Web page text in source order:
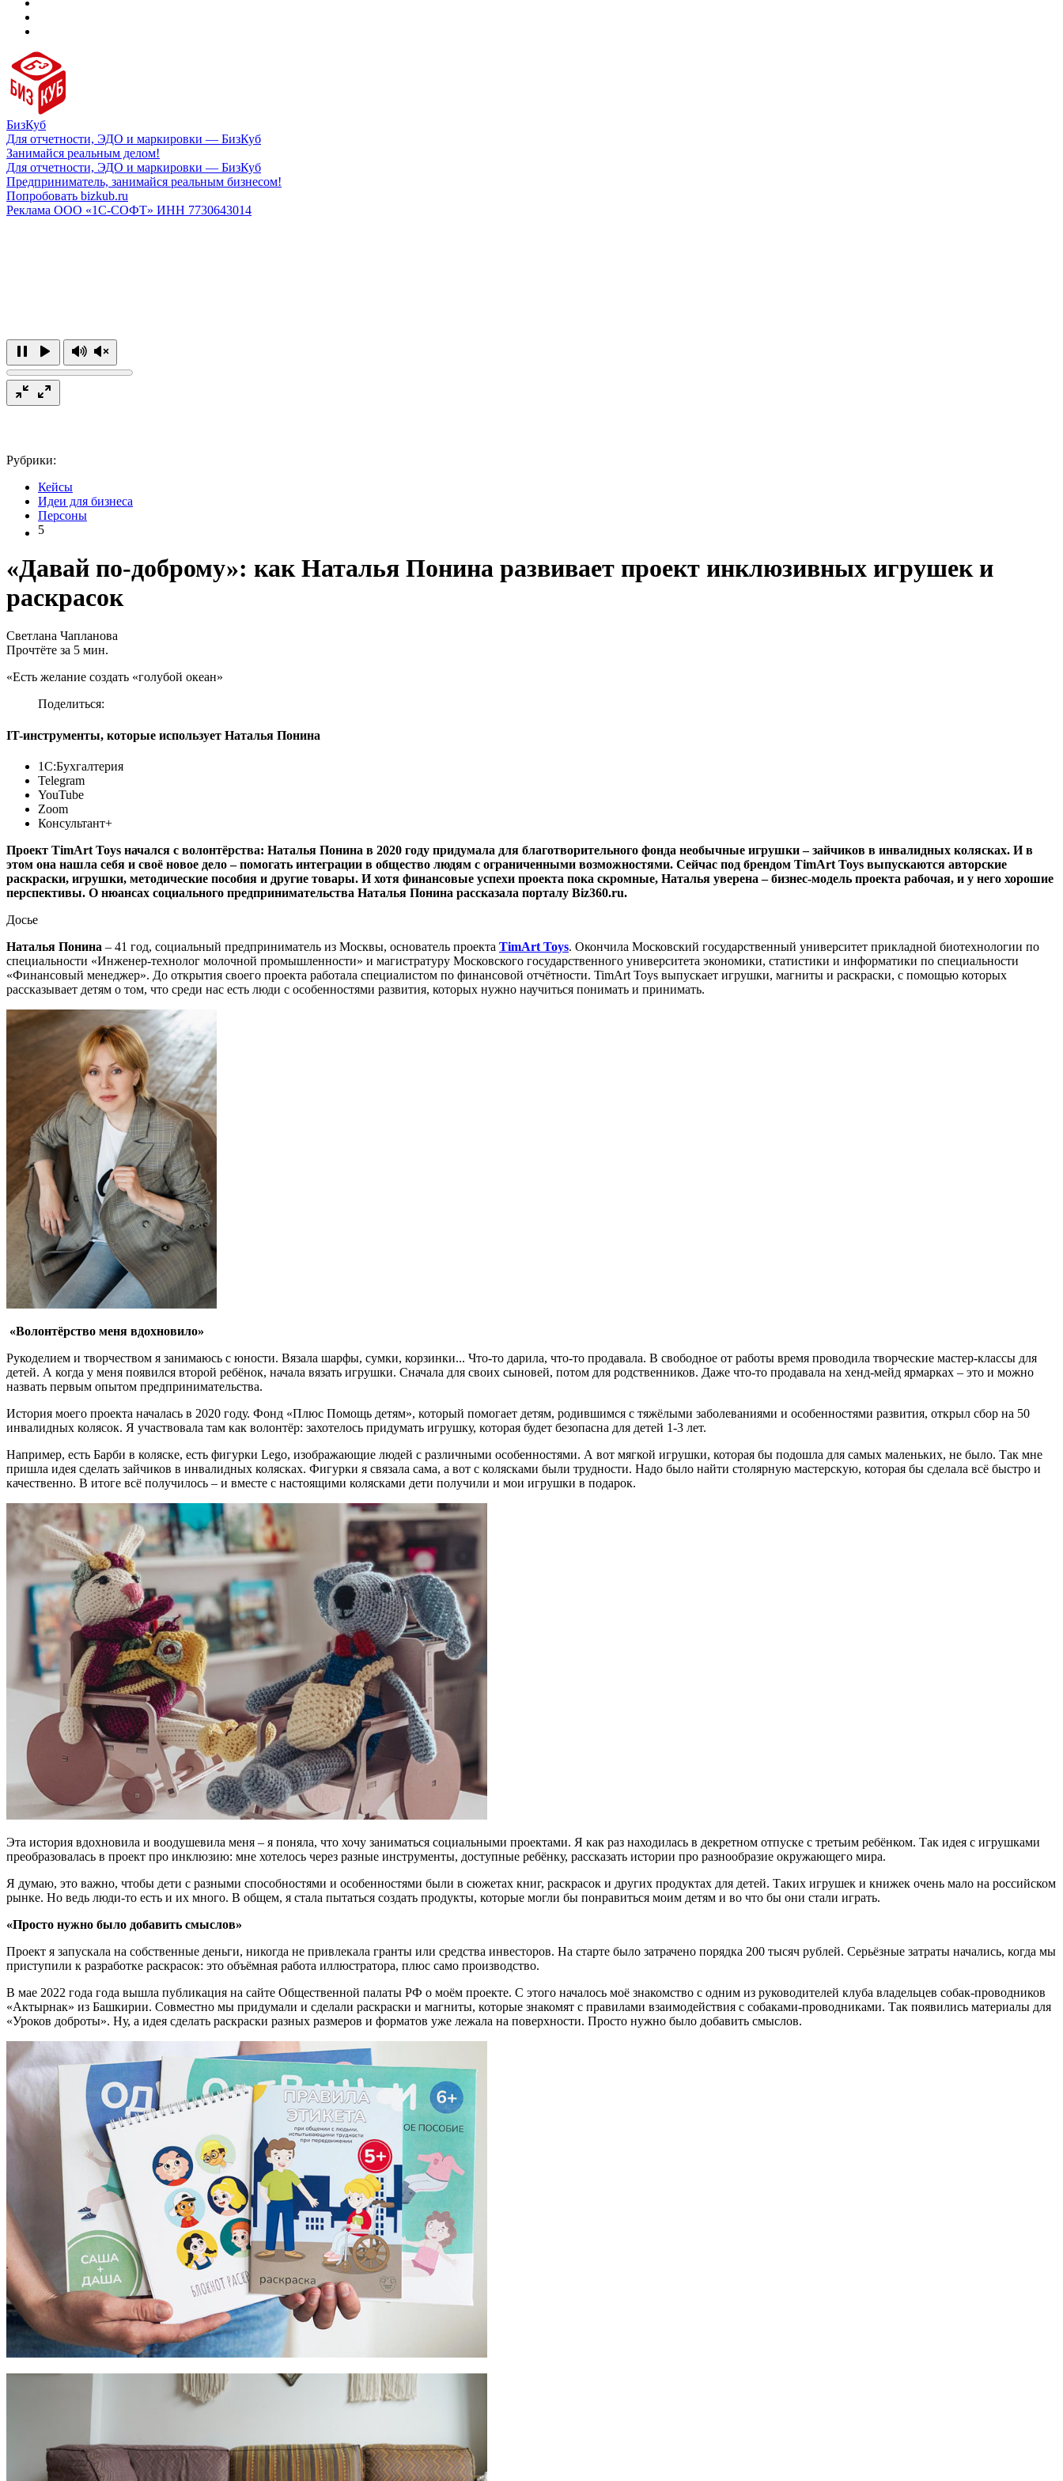
БизКуб
Для отчетности, ЭДО и маркировки — БизКуб
Занимайся реальным делом!
Для отчетности, ЭДО и маркировки — БизКуб
Предприниматель, занимайся реальным бизнесом!
Попробовать bizkub.ru
Реклама ООО «1С-СОФТ» ИНН 7730643014
Рубрики:
Кейсы
Идеи для бизнеса
Персоны
5
«Давай по-доброму»: как Наталья Понина развивает проект инклюзивных игрушек и
раскрасок
Светлана Чапланова
Прочтёте за 5 мин.
«Есть желание создать «голубой океан»
Поделиться:
IT-инструменты, которые использует Наталья Понина
1С:Бухгалтерия
Telegram
YouTube
Zoom
Консультант+
Проект TimArt Toys начался с волонтёрства: Наталья Понина в 2020 году придумала для благотворительного фонда необычные игрушки – зайчиков в инвалидных колясках. И в
этом она нашла себя и своё новое дело – помогать интеграции в общество людям с ограниченными возможностями. Сейчас под брендом TimArt Toys выпускаются авторские
раскраски, игрушки, методические пособия и другие товары. И хотя финансовые успехи проекта пока скромные, Наталья уверена – бизнес-модель проекта рабочая, и у него хорошие
перспективы. О нюансах социального предпринимательства Наталья Понина рассказала порталу Biz360.ru.
Досье
Наталья Понина – 41 год, социальный предприниматель из Москвы, основатель проекта TimArt Toys. Окончила Московский государственный университет прикладной биотехнологии по
специальности «Инженер-технолог молочной промышленности» и магистратуру Московского государственного университета экономики, статистики и информатики по специальности
«Финансовый менеджер». До открытия своего проекта работала специалистом по финансовой отчётности. TimArt Toys выпускает игрушки, магниты и раскраски, с помощью которых
рассказывает детям о том, что среди нас есть люди с особенностями развития, которых нужно научиться понимать и принимать.
«Волонтёрство меня вдохновило»
Рукоделием и творчеством я занимаюсь с юности. Вязала шарфы, сумки, корзинки... Что-то дарила, что-то продавала. В свободное от работы время проводила творческие мастер-классы для
детей. А когда у меня появился второй ребёнок, начала вязать игрушки. Сначала для своих сыновей, потом для родственников. Даже что-то продавала на хенд-мейд ярмарках – это и можно
назвать первым опытом предпринимательства.
История моего проекта началась в 2020 году. Фонд «Плюс Помощь детям», который помогает детям, родившимся с тяжёлыми заболеваниями и особенностями развития, открыл сбор на 50
инвалидных колясок. Я участвовала там как волонтёр: захотелось придумать игрушку, которая будет безопасна для детей 1-3 лет.
Например, есть Барби в коляске, есть фигурки Lego, изображающие людей с различными особенностями. А вот мягкой игрушки, которая бы подошла для самых маленьких, не было. Так мне
пришла идея сделать зайчиков в инвалидных колясках. Фигурки я связала сама, а вот с колясками были трудности. Надо было найти столярную мастерскую, которая бы сделала всё быстро и
качественно. В итоге всё получилось – и вместе с настоящими колясками дети получили и мои игрушки в подарок.
Эта история вдохновила и воодушевила меня – я поняла, что хочу заниматься социальными проектами. Я как раз находилась в декретном отпуске с третьим ребёнком. Так идея с игрушками
преобразовалась в проект про инклюзию: мне хотелось через разные инструменты, доступные ребёнку, рассказать истории про разнообразие окружающего мира.
Я думаю, это важно, чтобы дети с разными способностями и особенностями были в сюжетах книг, раскрасок и других продуктах для детей. Таких игрушек и книжек очень мало на российском
рынке. Но ведь люди-то есть и их много. В общем, я стала пытаться создать продукты, которые могли бы понравиться моим детям и во что бы они стали играть.
«Просто нужно было добавить смыслов»
Проект я запускала на собственные деньги, никогда не привлекала гранты или средства инвесторов. На старте было затрачено порядка 200 тысяч рублей. Серьёзные затраты начались, когда мы
приступили к разработке раскрасок: это объёмная работа иллюстратора, плюс само производство.
В мае 2022 года года вышла публикация на сайте Общественной палаты РФ о моём проекте. С этого началось моё знакомство с одним из руководителей клуба владельцев собак-проводников
«Актырнак» из Башкирии. Совместно мы придумали и сделали раскраски и магниты, которые знакомят с правилами взаимодействия с собаками-проводниками. Так появились материалы для
«Уроков доброты». Ну, а идея сделать раскраски разных размеров и форматов уже лежала на поверхности. Просто нужно было добавить смыслов.